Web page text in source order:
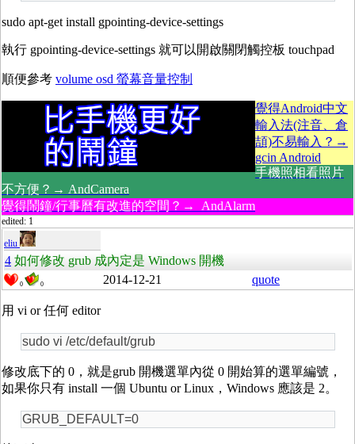
sudo apt-get install gpointing-device-settings
執行 gpointing-device-settings 就可以開啟關閉觸控板 touchpad
順便參考 volume osd 螢幕音量控制
覺得Android中文
輸入法(注音、倉
頡)不易輸入？→
gcin Android
手機照相看照片
不方便？→ AndCamera
覺得鬧鐘/行事曆有改進的空間？→ AndAlarm
edited: 1
eliu
4 如何修改 grub 成內定是 Windows 開機
0 0 2014-12-21 quote
用 vi or 任何 editor
sudo vi /etc/default/grub
修改底下的 0，就是grub 開機選單內從 0 開始算的選單編號，
如果你只有 install 一個 Ubuntu or Linux，Windows 應該是 2。
GRUB_DEFAULT=0